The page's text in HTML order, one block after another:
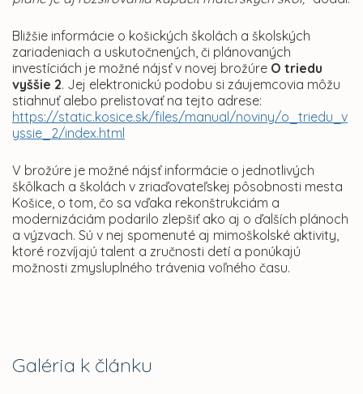
Galéria k článku
Bližšie informácie o košických školách a školských
zariadeniach a uskutočnených, či plánovaných
investíciách je možné nájsť v novej brožúre O triedu
vyššie 2. Jej elektronickú podobu si záujemcovia môžu
stiahnuť alebo prelistovať na tejto adrese:
https://static.kosice.sk/files/manual/noviny/o_triedu_v
yssie_2/index.html
V brožúre je možné nájsť informácie o jednotlivých
škôlkach a školách v zriaďovateľskej pôsobnosti mesta
Košice, o tom, čo sa vďaka rekonštrukciám a
modernizáciám podarilo zlepšiť ako aj o ďalších plánoch
a výzvach. Sú v nej spomenuté aj mimoškolské aktivity,
ktoré rozvíjajú talent a zručnosti detí a ponúkajú
možnosti zmysluplného trávenia voľného času.